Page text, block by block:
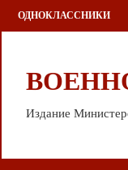
Перейти
к
ОДНОКЛАССНИКИ
Издание